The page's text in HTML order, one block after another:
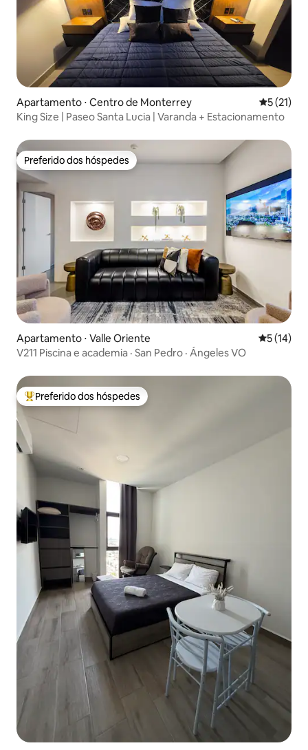
Apartamento ⋅ Centro de Monterrey 5 de uma
5 (21)
King Size | Paseo Santa Lucia | Varanda + Estacionamento
Preferido dos hóspedes
Preferido dos hóspedes
Apartamento ⋅ Valle Oriente 5 de uma
5 (14)
V211 Piscina e academia · San Pedro · Ángeles VO
Entre os melhores preferidos dos hóspedes
Preferido dos hóspedes